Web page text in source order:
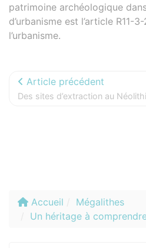
patrimoine archéologique
d’urbanisme est l’article R11-
l’urbanisme.
Article précédent
Des sites d’extraction au
Accueil
Mégalithes
Un héritage à